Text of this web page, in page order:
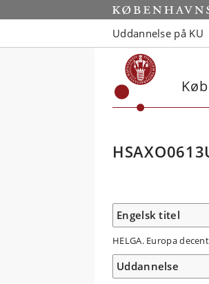
Uddannelse på KU
Engelsk titel
HELGA. Europa
Uddannelse